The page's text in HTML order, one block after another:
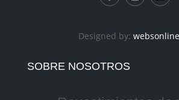
Designed by:
SOBRE NOSOTROS